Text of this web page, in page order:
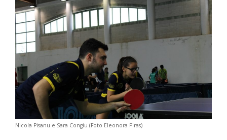
Nicola Pisanu e Sara Congiu (Foto Eleonora Piras)